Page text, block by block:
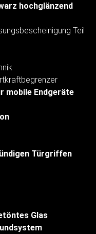
hochglänzend
Teil
mobile Endgeräte
Türgriffen
Glas